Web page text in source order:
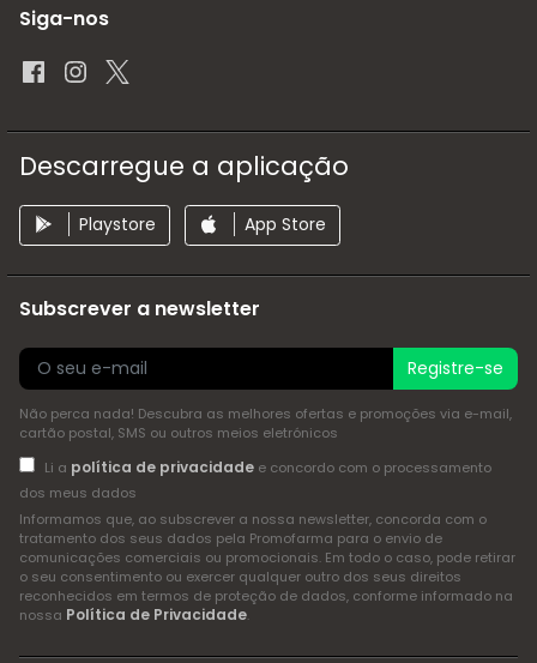
Siga-nos
Descarregue a aplicação
Playstore App Store
Subscrever a newsletter
Registre-se
Não perca nada! Descubra as melhores ofertas e promoções via e-mail,
cartão postal, SMS ou outros meios eletrónicos
Li a política de privacidadee concordo com o processamento
dos meus dados
Informamos que, ao subscrever a nossa newsletter, concorda com o
tratamento dos seus dados pela Promofarma para o envio de
comunicações comerciais ou promocionais. Em todo o caso, pode retirar
o seu consentimento ou exercer qualquer outro dos seus direitos
reconhecidos em termos de proteção de dados, conforme informado na
nossa Política de Privacidade.